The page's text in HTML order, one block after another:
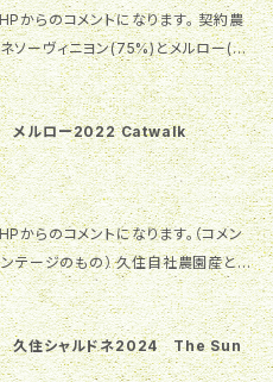
座シリーズ 受賞履歴 2026年日本ワ
賞受賞 栓タイプ コルク Alc度数 12.
保存方法 冷蔵(12度-15度) ブラン
12星座シリーズ」 二つの果実のバラ
名は調和の象徴LIBRA（天秤座）。と
住高原に位置する久住ワイナリーが
萄を主体にしてつくった黄道12星座
す。
らのコメントになります。 契約農
ソーヴィニヨン(75%)とメルロー(2
新樽25%の比率で10ヶ月間の樽熟
とハーブやナツメグ、アーシーな香
果実の凝縮感とカベルネ由来のシル
メルロー由来の穏やかな酸と甘味を
Leo2023 甘辛の度合い 甘口 ☆☆
葡萄 カベルネソーヴィニヨン(契
ロー(契約農家)25% ブランド 黄道1
賞履歴 2025年日本ワインコンクー
イプ コルク Alc度数 12.5％ 内容量 7
蔵(12度-15度) ブランドについて
メルロー2022 Catwalk
からのコメントになります。（コメン
もの） 久住自社農園産と契
ローを使用し樽熟成。 黒い果実と大
ちの伸びやかな酸とミネラル、スモー
アンスが楽しめるエレガントな赤ワ
久住シャルドネ2024 The Sun